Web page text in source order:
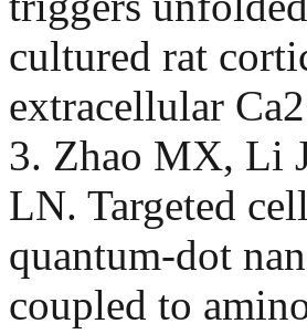
cultured rat
extracellular
3. Zhao MX, Li
LN. Targeted
quantum-dot
coupled to